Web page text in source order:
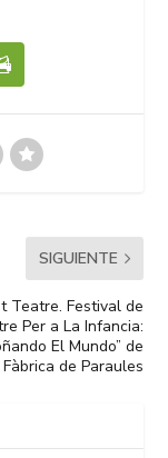
SIGUIENTE
Teatre. Festival de
Per a La Infancia:
El Mundo” de
Fàbrica de Paraules